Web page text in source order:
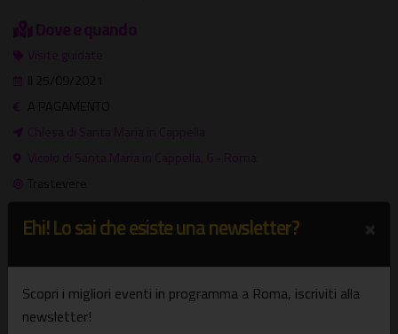
Dove e quando
Visite guidate
Il 25/09/2021
A PAGAMENTO
Chiesa di Santa Maria in Cappella
Vicolo di Santa Maria in Cappella, 6 - Roma
Trastevere
Chiesa di Santa Maria in Cappella
Vicolo di Santa Maria in Cappella, 6 - Roma
×
+
Ehi! Lo sai che esiste una newsletter?
Scopri i migliori eventi in programma a Roma, iscriviti alla
newsletter!